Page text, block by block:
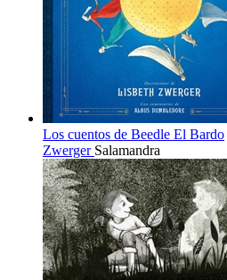
Los cuentos de Beedle El Bardo
Zwerger Salamandra